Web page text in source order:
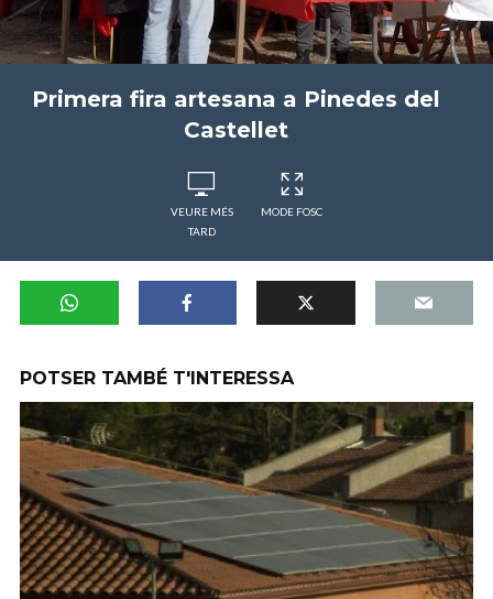
Primera fira artesana a Pinedes del
Castellet
VEURE MÉS
TARD
MODE FOSC
POTSER TAMBÉ T'INTERESSA